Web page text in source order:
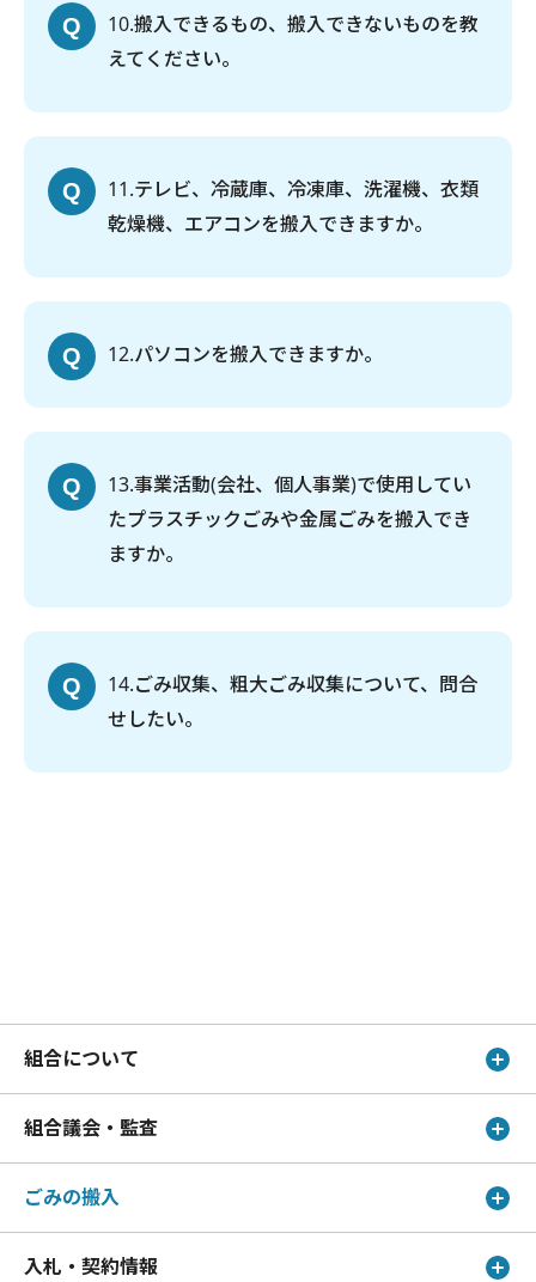
10搬入できるもの、搬入できないものを教
えてください。
11 テレビ、冷蔵庫、冷凍庫、洗濯機、衣類
乾燥機、エアコンを搬入できますか。
12 パソコンを搬入できますか。
13事業活動(会社、個人事業)で使用してい
たプラスチックごみや金属ごみを搬入でき
ますか。
14 ごみ収集、粗大ごみ収集について、問合
せしたい。
組合について
組合議会・監査
ごみの搬入
入札・契約情報